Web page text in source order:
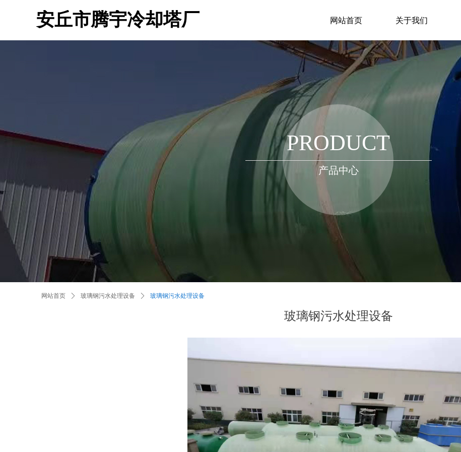
安丘市腾宇冷却塔厂 网站首页 关于我们
控件[tem_25_34]渲染出错,Source:未将对象引用设置到对象的实例。
PRODUCT
产品中心
网站首页 ꄲ 玻璃钢污水处理设备 ꄲ 玻璃钢污水处理设备
玻璃钢污水处理设备
控件[tem_25_34]渲染出错,Source:未将对象引用设置到对象的实例。